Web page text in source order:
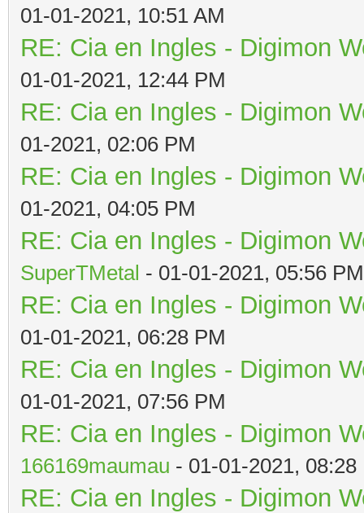
01-01-2021, 10:51 AM
RE: Cia en Ingles - Digimon
01-01-2021, 12:44 PM
RE: Cia en Ingles - Digimon
01-2021, 02:06 PM
RE: Cia en Ingles - Digimon
01-2021, 04:05 PM
RE: Cia en Ingles - Digimon
SuperTMetal - 01-01-2021, 05:56 PM
RE: Cia en Ingles - Digimon
01-01-2021, 06:28 PM
RE: Cia en Ingles - Digimon
01-01-2021, 07:56 PM
RE: Cia en Ingles - Digimon
166169maumau - 01-01-2021, 08:28
RE: Cia en Ingles - Digimon